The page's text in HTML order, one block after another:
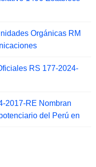
Orgánicas RM
RS 177-2024-
2017-RE Nombran
del Perú en